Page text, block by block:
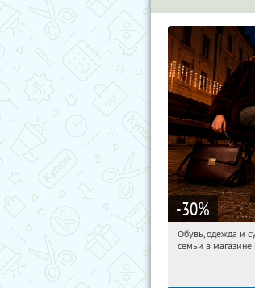
-30%
09:50:40
Обувь, одежда и
семьи в